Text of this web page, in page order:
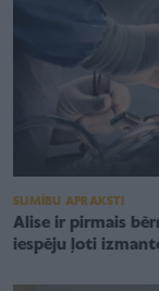
SLIMĪBU APRAKSTI
Alise ir pirmais
iespēju ļoti